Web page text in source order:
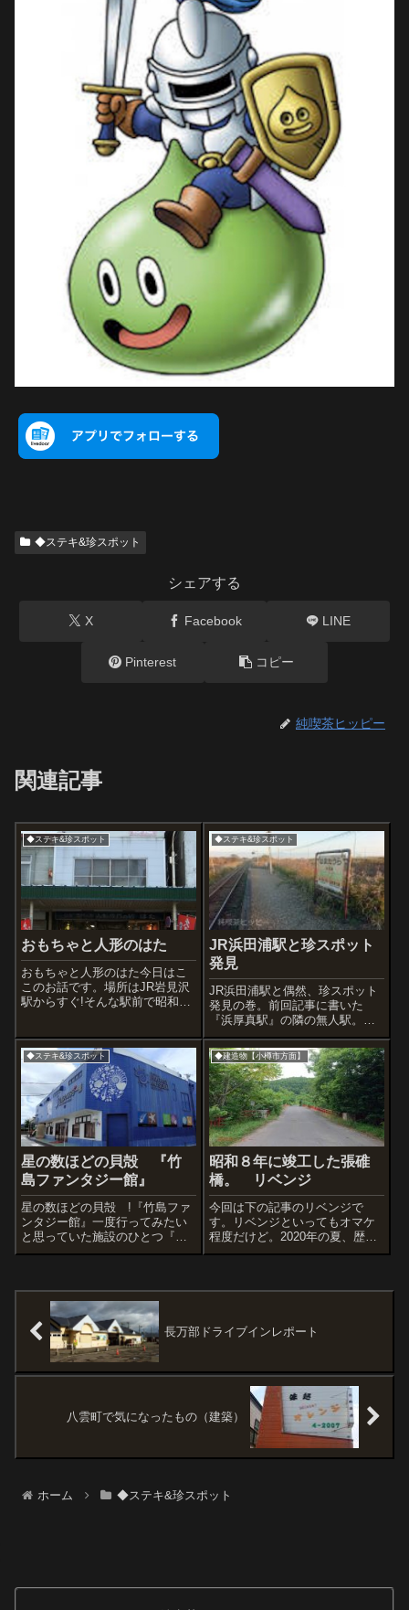
◆ステキ&珍スポット
シェアする
X Facebook LINE
Pinterest コピー
純喫茶ヒッピー
関連記事
◆ステキ&珍スポット
おもちゃと人形のはた
おもちゃと人形のはた今日はこ
このお話です。場所はJR岩見沢
駅からすぐ!そんな駅前で昭和へ
時に撮った写真です。建物上部
に杭打ちされた大きな文字板が
超ステキ。2013年の訪問時の写
真も...
◆ステキ&珍スポット
JR浜田浦駅と珍スポット
発見
JR浜田浦駅と偶然、珍スポット
発見の巻。前回記事に書いた
『浜厚真駅』の隣の無人駅。見
落としそうなほどのワビサビ漂
う存在感です。近くには廃バス
車両。うわ、ラッキー。そして
さらにラッキーなことに、珍ス
ポット発見しました。木のロボ
ット? こりゃす...
◆ステキ&珍スポット
星の数ほどの貝殻 『竹
島ファンタジー館』
星の数ほどの貝殻 !『竹島ファ
ンタジー館』一度行ってみたい
と思っていた施設のひとつ『竹
島ファンタジー館』。目の前に
んですね。ここは世界110カ国か
ら集めた5,500万個（←ちゃんと
数え...
◆建造物【小樽市方面】
昭和８年に竣工した張碓
橋。 リベンジ
今回は下の記事のリベンジで
す。リベンジといってもオマケ
程度だけど。2020年の夏、歴史
的な古い橋を見に行った。それ
ない状態。そこで2021年の４月
おらずやっ...
長万部ドライブインレポート
八雲町で気になったもの（建築）
ホーム ◆ステキ&珍スポット